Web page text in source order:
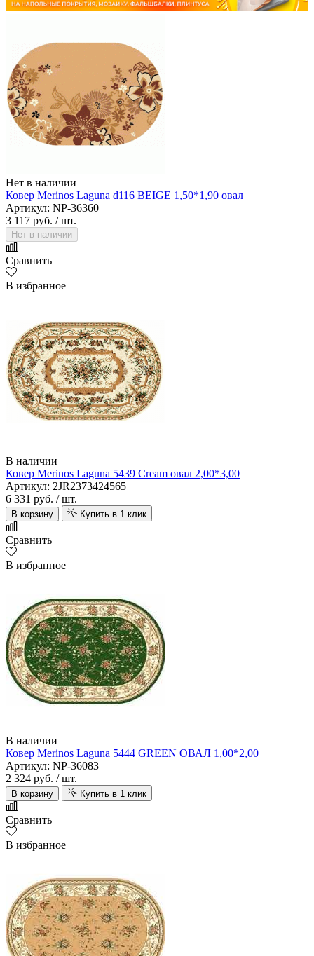
Нет в наличии
Ковер Merinos Laguna d116 BEIGE 1,50*1,90 овал
Артикул: NP-36360
3 117 руб. / шт.
Нет в наличии
Сравнить
В избранное
В наличии
Ковер Merinos Laguna 5439 Cream овал 2,00*3,00
Артикул: 2JR2373424565
6 331 руб. / шт.
В корзину Купить в 1 клик
Сравнить
В избранное
В наличии
Ковер Merinos Laguna 5444 GREEN ОВАЛ 1,00*2,00
Артикул: NP-36083
2 324 руб. / шт.
В корзину Купить в 1 клик
Сравнить
В избранное